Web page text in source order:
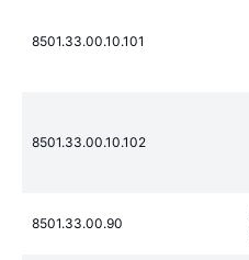
8501.33.00.10.101
8501.33.00.10.102
8501.33.00.90